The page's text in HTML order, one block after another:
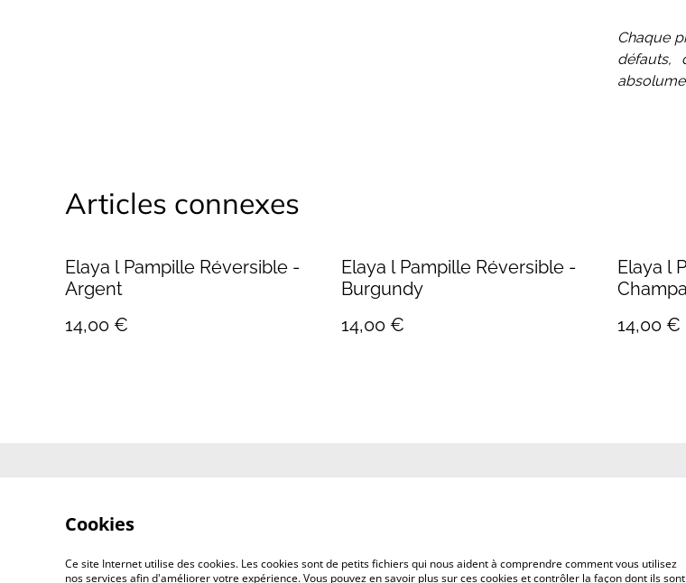
Chaque
défauts,
Articles connexes
Elaya l Pampille Réversible -
Argent
14,00 €
Elaya l Pampille Réversible -
Burgundy
14,00 €
Elaya l
14,00 €
Cookies
Ce site Internet utilise des cookies. Les cookies sont de petits fichiers qui nous aident à comprendre comment vous utilisez
nos services afin d'améliorer votre expérience. Vous pouvez en savoir plus sur ces cookies et contrôler la façon dont ils sont